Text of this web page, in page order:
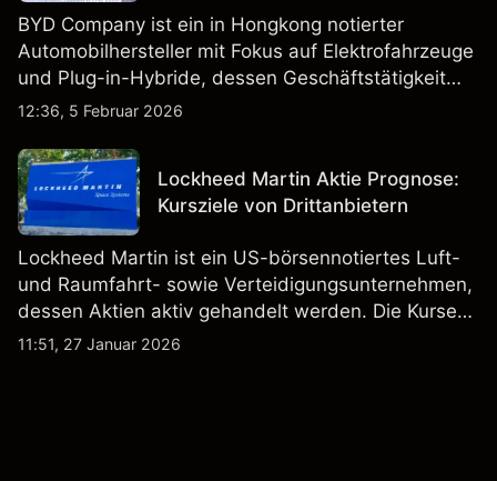
BYD Company ist ein in Hongkong notierter
Automobilhersteller mit Fokus auf Elektrofahrzeuge
und Plug-in-Hybride, dessen Geschäftstätigkeit
Fahrzeugproduktion, Batterien und verwandte
Märkten umfasst.
12:36, 5 Februar 2026
Lockheed Martin Aktie Prognose:
Kursziele von Drittanbietern
Lockheed Martin ist ein US-börsennotiertes Luft-
und Raumfahrt- sowie Verteidigungsunternehmen,
dessen Aktien aktiv gehandelt werden. Die Kurse
werden von Unternehmensergebnissen,
11:51, 27 Januar 2026